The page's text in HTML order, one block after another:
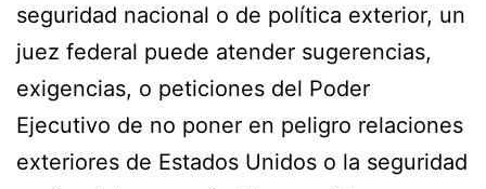
seguridad nacional o de política exterior, un
juez federal puede atender sugerencias,
exigencias, o peticiones del Poder
Ejecutivo de no poner en peligro relaciones
exteriores de Estados Unidos o la seguridad